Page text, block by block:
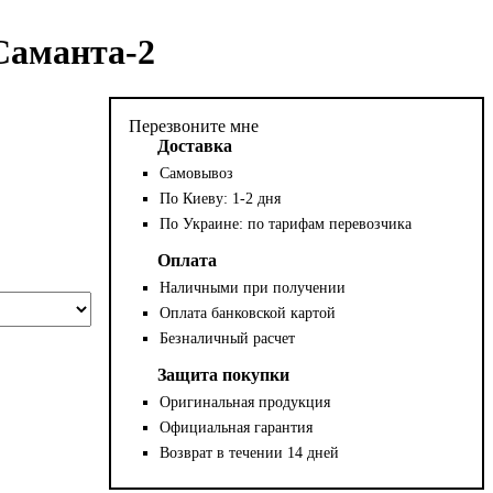
2
Перезвоните мне
Доставка
Самовывоз
По Киеву: 1-2 дня
По Украине: по тарифам перевозчика
Оплата
Наличными при получении
Оплата банковской картой
Безналичный расчет
Защита покупки
Оригинальная продукция
Официальная гарантия
Возврат в течении 14 дней